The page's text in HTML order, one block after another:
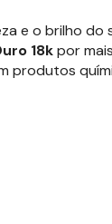
e o brilho do
18kpor
produtos